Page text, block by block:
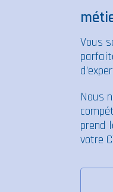
Vous
Nous
prend
votre